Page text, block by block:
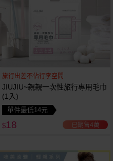
旅行出差不佔行李空間
JIUJIU~親親一次性旅行專用毛巾
(1入)
單件最低14元
$18 已銷售4萬